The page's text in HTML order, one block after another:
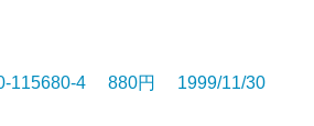
115680-4 880円 1999/11/30